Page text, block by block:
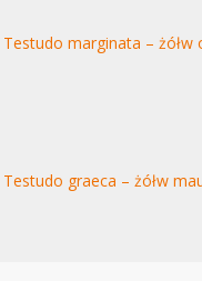
Testudo marginata – żółw
Testudo graeca – żółw